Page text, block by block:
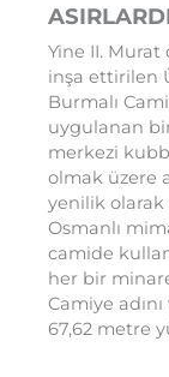
Yine II. Murat
inşa ettirilen
Burmalı
uygulanan
merkezi
olmak üzere
yenilik olarak
Osmanlı
camide
her bir
Camiye
67,62 metre